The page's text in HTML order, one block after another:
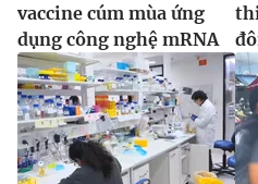
vaccine cúm mùa ứng
dụng công nghệ mRNA